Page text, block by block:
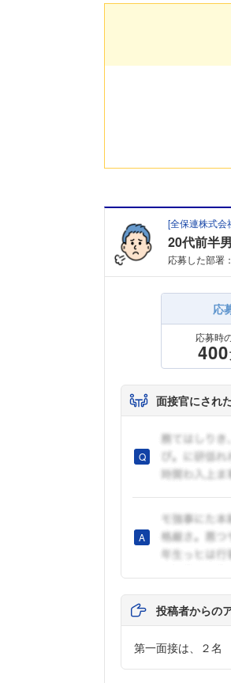
[全保連株式会
20代前半
応募した部署
応
応募時
400
面接官にされ
投稿者からの
第一面接は、２